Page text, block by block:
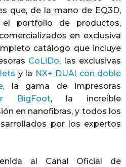
que, de la mano de EQ3D,
portfolio de productos,
en exclusiva
catálogo que incluye
CoLiDo, las exclusivas
y la NX+ DUAl con doble
, la gama de impresoras
BigFoot, la increíble
en nanofibras, y todos los
por los expertos
al Canal Oficial de